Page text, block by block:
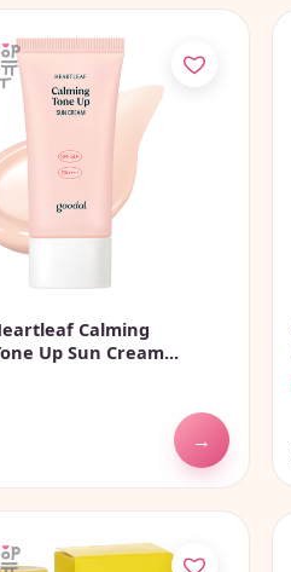
Calming
Up Sun Cream...
→